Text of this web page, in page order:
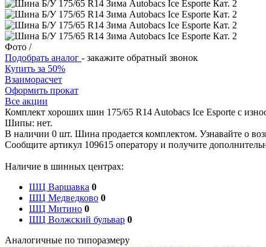
Фото /
Подобрать аналог - закажите обратный звонок
Купить за 50%
Взаиморасчет
Оформить прокат
Все акции
Комплект хороших шин 175/65 R14 Autobacs Ice Esporte с
Шипы: нет.
В наличии 0 шт. Шина продается комплектом. Узнавайте о
Сообщите артикул 109615 оператору и получите
Наличие в шинных центрах:
ШЦ Варшавка 0
ШЦ Медведково 0
ШЦ Митино 0
ШЦ Волжский бульвар 0
Аналогичные по типоразмеру